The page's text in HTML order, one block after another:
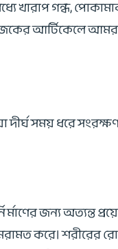
খারাপ গন্ধ,
আর্টিকেলে
দীর্ঘ সময় ধরে
জন্য অত্যন্ত
করে। শরীরের